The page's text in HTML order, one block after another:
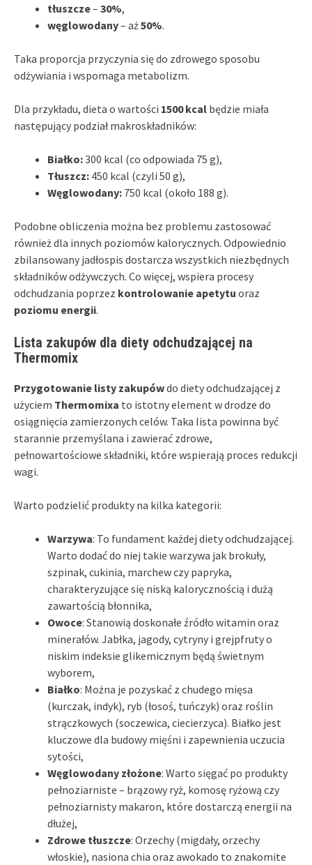
tłuszcze– 30%,
węglowodany– aż50%.
Taka proporcja przyczynia się do zdrowego sposobu
odżywiania i wspomaga metabolizm.
Dla przykładu, dieta o wartości 1500 kcal będzie miała
następujący podział makroskładników:
Białko:300 kcal (co odpowiada 75 g),
Tłuszcz: 450 kcal (czyli 50 g),
Węglowodany: 750 kcal (około 188 g).
Podobne obliczenia można bez problemu zastosować
również dla innych poziomów kalorycznych. Odpowiednio
zbilansowany jadłospis dostarcza wszystkich niezbędnych
składników odżywczych. Co więcej, wspiera procesy
odchudzania poprzez kontrolowanie apetytu oraz
poziomu energii.
Lista zakupów dla diety odchudzającej na
Thermomix
Przygotowanie listy zakupówdo diety odchudzającej z
użyciem Thermomixa to istotny element w drodze do
osiągnięcia zamierzonych celów. Taka lista powinna być
starannie przemyślana i zawierać zdrowe,
pełnowartościowe składniki, które wspierają proces redukcji
wagi.
Warto podzielić produkty na kilka kategorii:
Warzywa: To fundament każdej diety odchudzającej.
Warto dodać do niej takie warzywa jak brokuły,
szpinak, cukinia, marchew czy papryka,
charakteryzujące się niską kalorycznością i dużą
zawartością błonnika,
Owoce: Stanowią doskonałe źródło witamin oraz
minerałów. Jabłka, jagody, cytryny i grejpfruty o
niskim indeksie glikemicznym będą świetnym
wyborem,
Białko: Można je pozyskać z chudego mięsa
(kurczak, indyk), ryb (łosoś, tuńczyk) oraz roślin
strączkowych (soczewica, ciecierzyca). Białko jest
kluczowe dla budowy mięśni i zapewnienia uczucia
sytości,
Węglowodany złożone: Warto sięgać po produkty
pełnoziarniste – brązowy ryż, komosę ryżową czy
pełnoziarnisty makaron, które dostarczą energii na
dłużej,
Zdrowe tłuszcze: Orzechy (migdały, orzechy
włoskie), nasiona chia oraz awokado to znakomite